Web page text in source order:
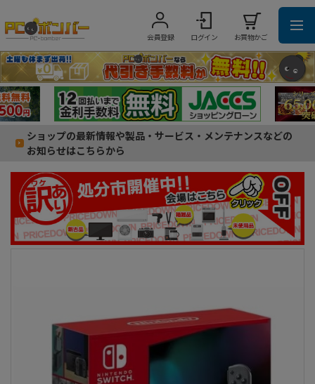
会員登録 ログイン お買物かご
ショップの最新情報や製品・サービス・メンテナンスなどの
お知らせはこちらから